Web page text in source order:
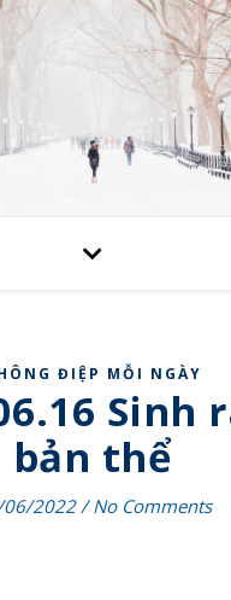
ĐIỆP MỖI NGÀY
Sinh
bản thể
06/2022 / No Comments